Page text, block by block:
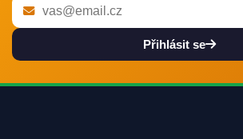
Přihlásit se